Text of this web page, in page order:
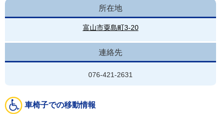
所在地
富山市粟島町3-20
連絡先
076-421-2631
車椅子での移動情報